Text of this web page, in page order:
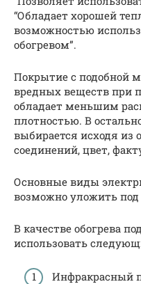
“Обладает хорошей
возможностью
обогревом”.
Покрытие с подобной
вредных веществ при
обладает меньшим
плотностью. В
выбирается исходя из
соединений, цвет,
Основные виды
возможно уложить
В качестве обогрева
использовать
Инфракрасный